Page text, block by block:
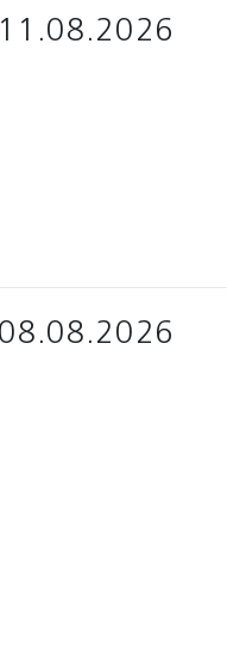
11.08.2026
08.08.2026